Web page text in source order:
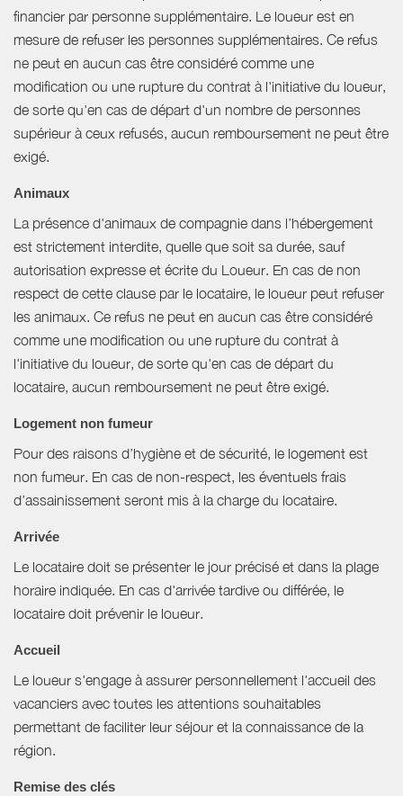
financier par personne supplémentaire. Le loueur est en
mesure de refuser les personnes supplémentaires. Ce refus
ne peut en aucun cas être considéré comme une
modification ou une rupture du contrat à l'initiative du loueur,
de sorte qu'en cas de départ d'un nombre de personnes
supérieur à ceux refusés, aucun remboursement ne peut être
exigé.
Animaux
La présence d'animaux de compagnie dans l’hébergement
est strictement interdite, quelle que soit sa durée, sauf
autorisation expresse et écrite du Loueur. En cas de non
respect de cette clause par le locataire, le loueur peut refuser
les animaux. Ce refus ne peut en aucun cas être considéré
comme une modification ou une rupture du contrat à
l'initiative du loueur, de sorte qu'en cas de départ du
locataire, aucun remboursement ne peut être exigé.
Logement non fumeur
Pour des raisons d’hygiène et de sécurité, le logement est
non fumeur. En cas de non-respect, les éventuels frais
d’assainissement seront mis à la charge du locataire.
Arrivée
Le locataire doit se présenter le jour précisé et dans la plage
horaire indiquée. En cas d'arrivée tardive ou différée, le
locataire doit prévenir le loueur.
Accueil
Le loueur s'engage à assurer personnellement l'accueil des
vacanciers avec toutes les attentions souhaitables
permettant de faciliter leur séjour et la connaissance de la
région.
Remise des clés